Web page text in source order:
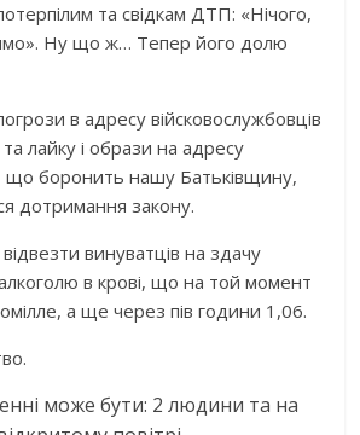
та свідкам ДТП: «Нічого,
Ну що ж… Тепер його долю
в адресу війсковослужбовців
та лайку і образи на адресу
що боронить нашу Батьківщину,
дотримання закону.
винуватців на здачу
алкоголю в крові, що на той момент
а ще через пів години 1,06.